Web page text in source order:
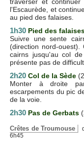
l'Escaurède, et
au pied des falaises.
1h30 Pied des
Suivre une sente
(direction nord-
cairns jusqu'au col
présente pas de
2h20 Col de la Sède
Monter à droite
escarpements du pic
de la voie.
2h30 Pas de Gerbats
Crêtes de Troumouse
6h45